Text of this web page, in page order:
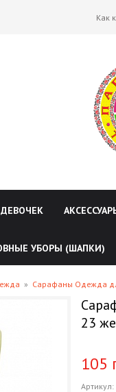
Как
УБОРЫ (ШАПКИ)
» Сарафаны Одежда
23
105
Артикул: